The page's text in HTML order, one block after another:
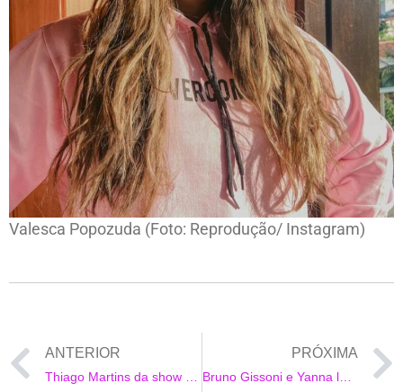
Valesca Popozuda (Foto: Reprodução/ Instagram)
ANTERIOR
Thiago Martins da show de surfe com bodyboard
PRÓXIMA
Bruno Gissoni e Yanna levam a pequena Madalena para passeio ao ar livre